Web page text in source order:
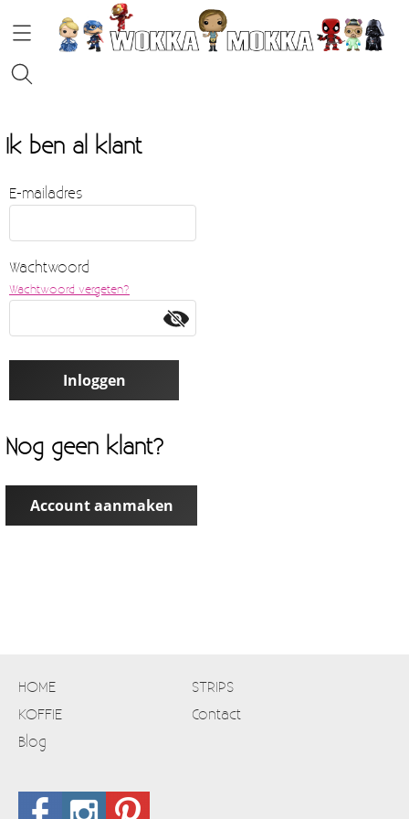
Contact
Ik ben al klant
E-mailadres
Wachtwoord
Wachtwoord vergeten?
Nog geen klant?
Account aanmaken
HOME
STRIPS
KOFFIE
Contact
Blog